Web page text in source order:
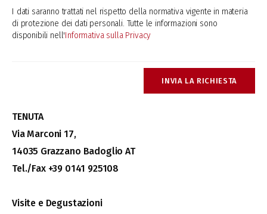
I dati saranno trattati nel rispetto della normativa vigente in materia
di protezione dei dati personali. Tutte le informazioni sono
disponibili nell'Informativa sulla Privacy
INVIA LA RICHIESTA
TENUTA
Via Marconi 17,
14035 Grazzano Badoglio AT
Tel./Fax +39 0141 925108
Visite e Degustazioni